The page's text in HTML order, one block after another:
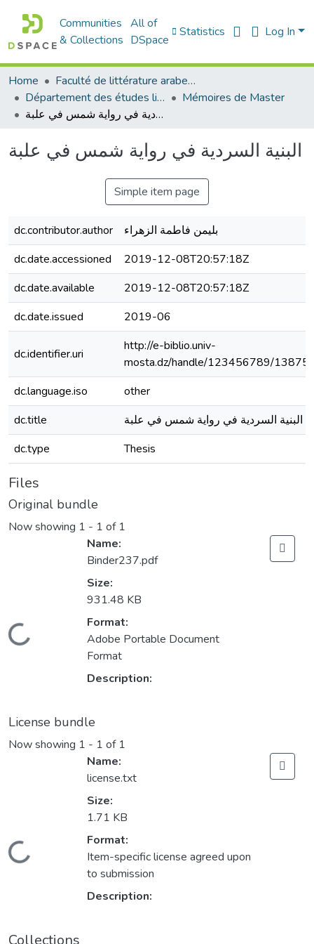
Communities
& Collections
All of
DSpace
Statistics Log In
Home
Faculté de littérature arabe et des arts
Département des études littéraires et critiques
Mémoires de Master
البنية السردية في رواية شمس في علبة
البنية السردية في رواية شمس في علبة
Simple item page
dc.contributor.author
بليمن فاطمة الزهراء
dc.date.accessioned
2019-12-08T20:57:18Z
dc.date.available
2019-12-08T20:57:18Z
dc.date.issued
2019-06
dc.identifier.uri
http://e-biblio.univ-
mosta.dz/handle/123456789/13875
dc.language.iso
other
dc.title
البنية السردية في رواية شمس في علبة
dc.type
Thesis
Files
Original bundle
Now showing 1 - 1 of 1
Loading...
Name:
Binder237.pdf
Size:
931.48 KB
Format:
Adobe Portable Document
Format
Description:
License bundle
Now showing 1 - 1 of 1
Loading...
Name:
license.txt
Size:
1.71 KB
Format:
Item-specific license agreed upon
to submission
Description: